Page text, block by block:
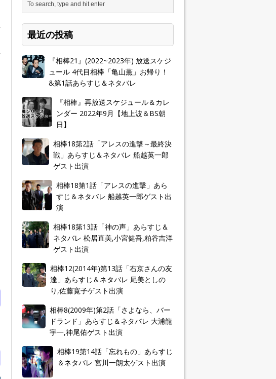
最近の投稿
『相棒21』(2022~2023年) 放送スケジ
ュール 4代目相棒「亀山薫」お帰り！
&第1話あらすじ＆ネタバレ
『相棒』再放送スケジュール＆カレ
ンダー 2022年9月【地上波＆BS朝
日】
相棒18第2話「アレスの進撃～最終決
戦」あらすじ＆ネタバレ 船越英一郎
ゲスト出演
相棒18第1話「アレスの進撃」あら
すじ＆ネタバレ 船越英一郎ゲスト出
演
相棒18第13話「神の声」あらすじ＆
ネタバレ 松居直美,小宮健吾,粕谷吉洋
ゲスト出演
相棒12(2014年)第13話「右京さんの友
達」あらすじ＆ネタバレ 尾美としの
り,佐藤寛子ゲスト出演
相棒8(2009年)第2話「さよなら、バー
ドランド」あらすじ＆ネタバレ 大浦龍
宇一,神尾佑ゲスト出演
相棒19第14話「忘れもの」あらすじ
＆ネタバレ 宮川一朗太ゲスト出演